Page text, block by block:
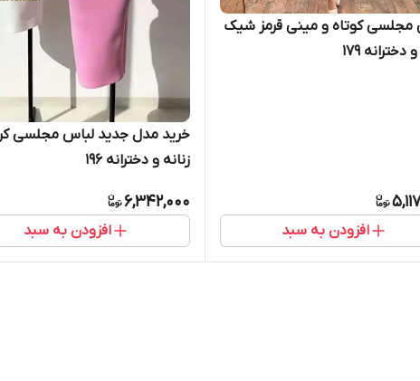
مجلسی کوتاه و مینی قرمز شیک
دخترانه ۱۷۹
افزودن به سبد
خرید مدل جدید لباس مجلسی
زنانه و دخترانه ۱۹۶
6,342,000
افزودن به سبد